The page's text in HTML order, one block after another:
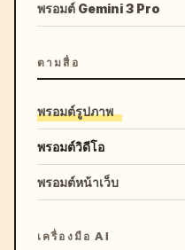
พรอมต์ Gemini 3 Pro
ตามสื่อ
พรอมต์รูปภาพ
พรอมต์วิดีโอ
พรอมต์หน้าเว็บ
เครื่องมือ AI